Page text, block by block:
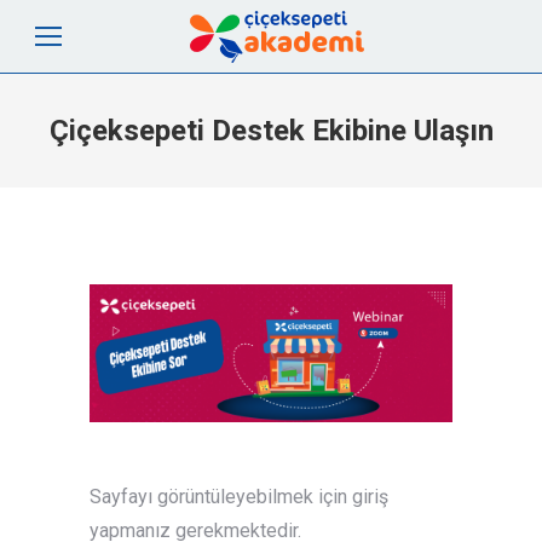
Çiçeksepeti Destek Ekibine Ulaşın
Sayfayı görüntüleyebilmek için giriş
yapmanız gerekmektedir.